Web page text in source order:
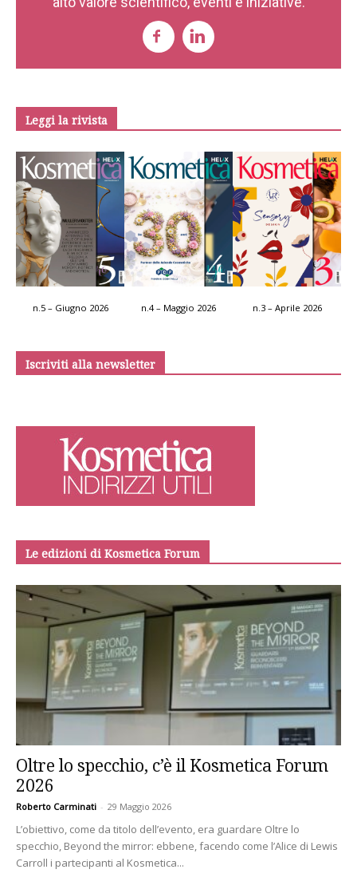
Leggi la rivista
n.5 – Giugno 2026 n.4 – Maggio 2026 n.3 – Aprile 2026
Iscriviti alla newsletter
Le edizioni di Kosmetica Forum
Oltre lo specchio, c’è il Kosmetica Forum
2026
Roberto Carminati - 29 Maggio 2026
L’obiettivo, come da titolo dell’evento, era guardare Oltre lo
specchio, Beyond the mirror: ebbene, facendo come l’Alice di Lewis
Carroll i partecipanti al Kosmetica...